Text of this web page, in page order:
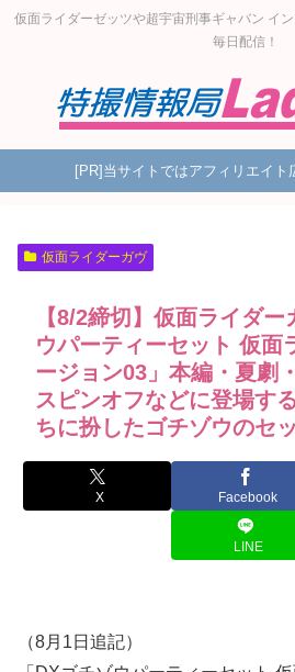
仮面ライダーゼッツや超宇宙刑事ギャバン イ
毎日配信！
[PR]当サイトではアフィリエイト
仮面ライダーガヴ
【8/2締切】仮面ライダ
ウパーティーセット 仮面
ージョン03」本編・夏劇
スピンオフなどに登場す
ちに扮したゴチゾウのセ
X Facebook
LINE
（8月1日追記）